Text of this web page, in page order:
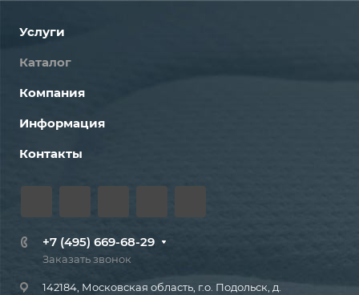
Услуги
Каталог
Компания
Информация
Контакты
+7 (495) 669-68-29
Заказать звонок
142184, Московская область, г.о. Подольск, д.